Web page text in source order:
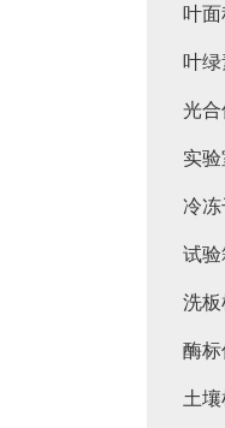
叶
叶
光合
实
冷
试验
洗板
酶标
土壤